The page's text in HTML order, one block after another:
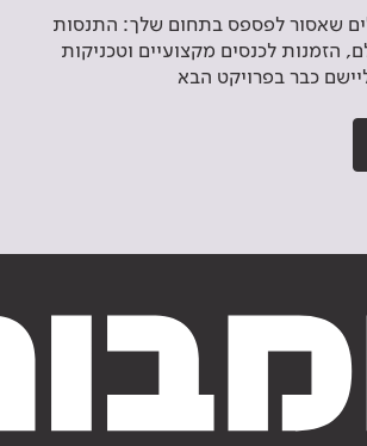
שאסור לפספס בתחום שלך: התנסות
הזמנות לכנסים מקצועיים וטכניקות
כבר בפרויקט הבא